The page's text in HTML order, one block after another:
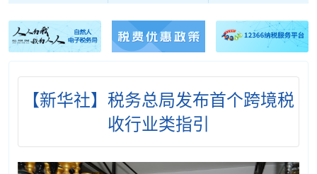
【新华社】税务总局发布首个跨境税
收行业类指引